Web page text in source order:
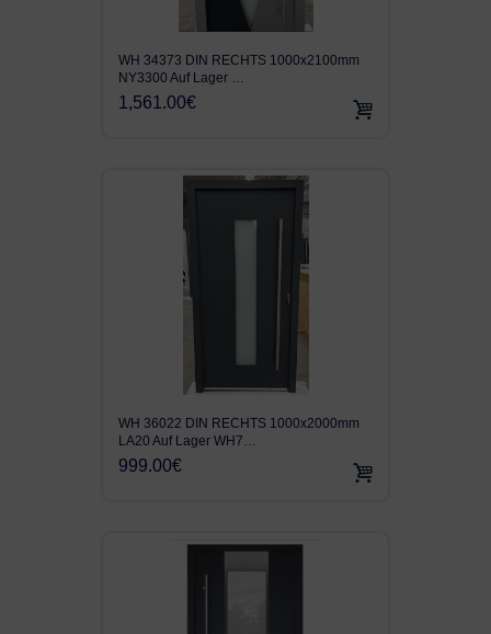
WH 34373 DIN RECHTS 1000x2100mm
NY3300 Auf Lager …
1,561.00€
WH 36022 DIN RECHTS 1000x2000mm
LA20 Auf Lager WH7…
999.00€